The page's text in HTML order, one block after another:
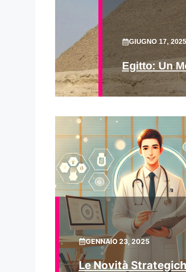
GIUGNO 17, 2025
Egitto: Un
GENNAIO 23, 2025
Le Novità